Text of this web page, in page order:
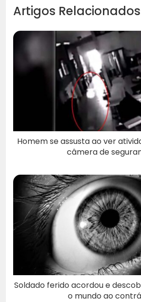
Artigos Relacionados
Homem se assusta ao ver
câmera de
Soldado ferido acordou e
o mundo ao